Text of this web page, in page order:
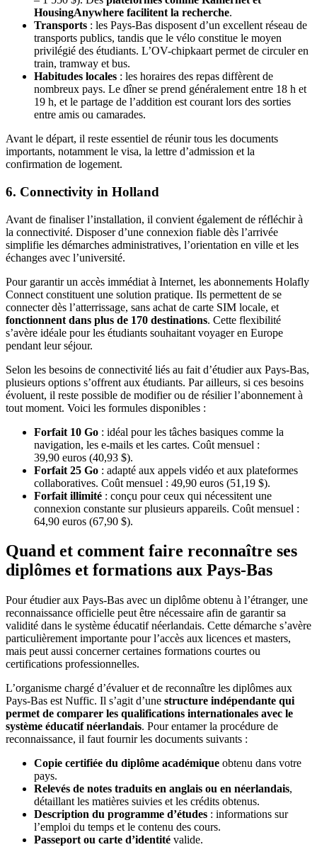
HousingAnywhere facilitent la recherche.
Transports : les Pays-Bas disposent d’un excellent réseau de
transports publics, tandis que le vélo constitue le moyen
privilégié des étudiants. L’OV-chipkaart permet de circuler en
train, tramway et bus.
Habitudes locales : les horaires des repas diffèrent de
nombreux pays. Le dîner se prend généralement entre 18 h et
19 h, et le partage de l’addition est courant lors des sorties
entre amis ou camarades.
Avant le départ, il reste essentiel de réunir tous les documents
importants, notamment le visa, la lettre d’admission et la
confirmation de logement.
6. Connectivity in Holland
Avant de finaliser l’installation, il convient également de réfléchir à
la connectivité. Disposer d’une connexion fiable dès l’arrivée
simplifie les démarches administratives, l’orientation en ville et les
échanges avec l’université.
Pour garantir un accès immédiat à Internet, les abonnements Holafly
Connect constituent une solution pratique. Ils permettent de se
connecter dès l’atterrissage, sans achat de carte SIM locale, et
fonctionnent dans plus de 170 destinations. Cette flexibilité
s’avère idéale pour les étudiants souhaitant voyager en Europe
pendant leur séjour.
Selon les besoins de connectivité liés au fait d’étudier aux Pays-Bas,
plusieurs options s’offrent aux étudiants. Par ailleurs, si ces besoins
évoluent, il reste possible de modifier ou de résilier l’abonnement à
tout moment. Voici les formules disponibles :
Forfait 10 Go : idéal pour les tâches basiques comme la
navigation, les e-mails et les cartes. Coût mensuel :
39,90 euros (40,93 $).
Forfait 25 Go : adapté aux appels vidéo et aux plateformes
collaboratives. Coût mensuel : 49,90 euros (51,19 $).
Forfait illimité : conçu pour ceux qui nécessitent une
connexion constante sur plusieurs appareils. Coût mensuel :
64,90 euros (67,90 $).
Quand et comment faire reconnaître ses
diplômes et formations aux Pays-Bas
Pour étudier aux Pays-Bas avec un diplôme obtenu à l’étranger, une
reconnaissance officielle peut être nécessaire afin de garantir sa
validité dans le système éducatif néerlandais. Cette démarche s’avère
particulièrement importante pour l’accès aux licences et masters,
mais peut aussi concerner certaines formations courtes ou
certifications professionnelles.
L’organisme chargé d’évaluer et de reconnaître les diplômes aux
Pays-Bas est Nuffic. Il s’agit d’une structure indépendante qui
permet de comparer les qualifications internationales avec le
système éducatif néerlandais. Pour entamer la procédure de
reconnaissance, il faut fournir les documents suivants :
Copie certifiée du diplôme académique obtenu dans votre
pays.
Relevés de notes traduits en anglais ou en néerlandais,
détaillant les matières suivies et les crédits obtenus.
Description du programme d’études : informations sur
l’emploi du temps et le contenu des cours.
Passeport ou carte d’identité valide.